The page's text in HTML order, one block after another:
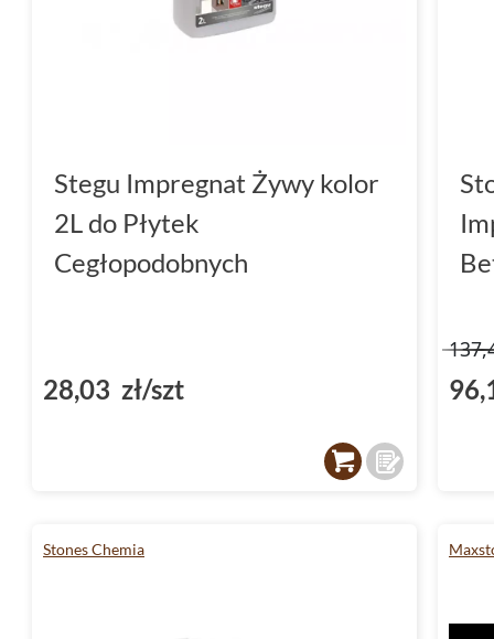
Stegu Impregnat Żywy kolor
2L do Płytek
Cegłopodobnych
28,03 zł/szt
Stones Chemia